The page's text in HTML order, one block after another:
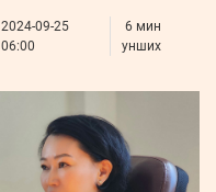
МЭДЭЭЛЛИЙН
ТӨВ
ZUUNII
2024-09-25
06:00
6 мин
унших